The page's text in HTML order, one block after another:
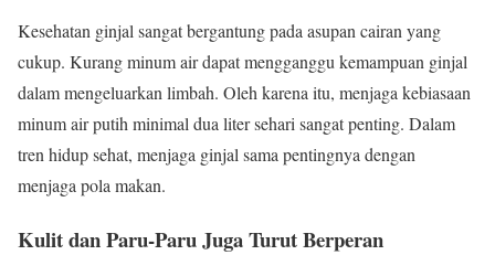
Kesehatan ginjal sangat bergantung pada asupan cairan yang
cukup. Kurang minum air dapat mengganggu kemampuan ginjal
dalam mengeluarkan limbah. Oleh karena itu, menjaga kebiasaan
minum air putih minimal dua liter sehari sangat penting. Dalam
tren hidup sehat, menjaga ginjal sama pentingnya dengan
menjaga pola makan.
Kulit dan Paru-Paru Juga Turut Berperan